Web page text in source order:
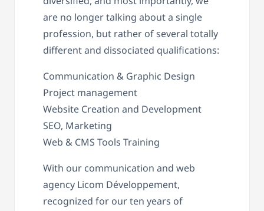
are no longer talking about a single
profession, but rather of several totally
different and dissociated qualifications:
Communication & Graphic Design
Project management
Website Creation and Development
SEO, Marketing
Web & CMS Tools Training
With our communication and web
agency Licom Développement,
recognized for our ten years of